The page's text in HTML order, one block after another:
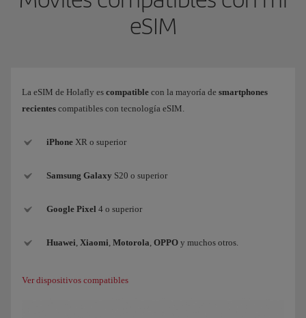
eSIM
La eSIM de Holafly es compatible con la mayoría de smartphones
recientes compatibles con tecnología eSIM.
iPhone XR o superior
Samsung Galaxy S20 o superior
Google Pixel 4 o superior
Huawei Xiaomi Motorola OPPO y muchos otros.
Ver dispositivos compatibles